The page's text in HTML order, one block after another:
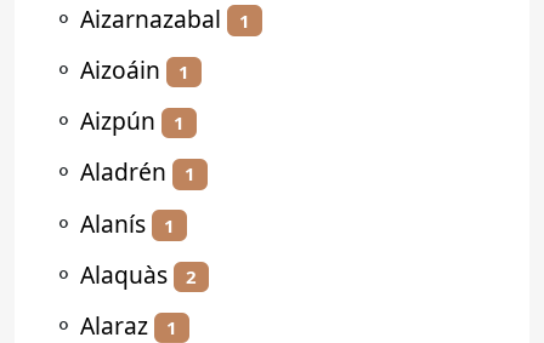
⚬ Aizarnazabal 1
⚬ Aizoáin 1
⚬ Aizpún 1
⚬ Aladrén 1
⚬ Alanís 1
⚬ Alaquàs 2
⚬ Alaraz 1